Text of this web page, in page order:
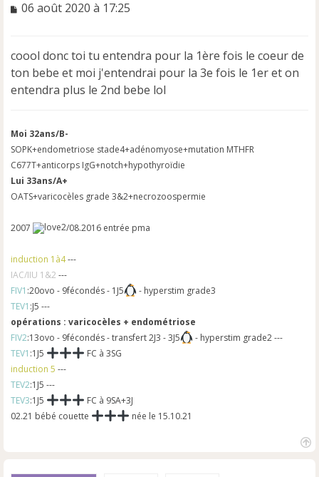
M
a
g
e
n
l
u
06 août 2020 à 17:25
coool donc toi tu entendra pour la 1ère fois le coeur de
ton bebe et moi j'entendrai pour la 3e fois le 1er et on
entendra plus le 2nd bebe lol
Moi 32ans/B-
SOPK+endometriose stade4+adénomyose+mutation MTHFR
C677T+anticorps IgG+notch+hypothyroïdie
Lui 33ans/A+
OATS+varicocèles grade 3&2+necrozoospermie
2007 /08.2016 entrée pma
induction 1à4---
IAC/IIU 1&2 ---
FIV1 :20ovo - 9fécondés - 1J5
- hyperstim grade3
TEV1 :J5 ---
opérations : varicocèles + endométriose
FIV2:13ovo - 9fécondés - transfert 2J3 - 3J5
- hyperstim grade2 ---
TEV1 :1J5
FC à 3SG
induction 5 ---
TEV2:1J5 ---
TEV3:1J5
FC à 9SA+3J
02.21 bébé couette
née le 15.10.21